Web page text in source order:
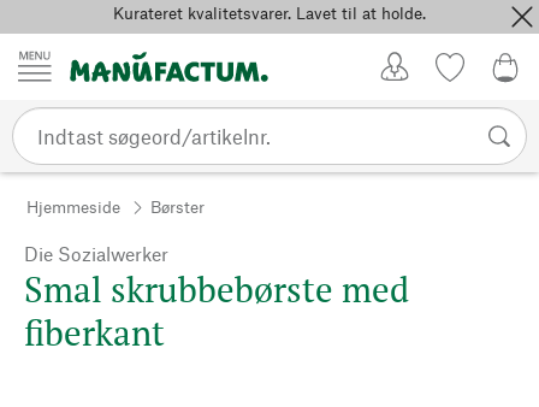
Spring til indholdKurateret kvalitetsvarer. Lavet til at holde.
Hjemmeside Børster
Die Sozialwerker
Smal skrubbebørste med
fiberkant